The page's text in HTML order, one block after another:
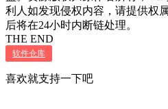
利人如发现侵权内容，请提供权
后将在24小时内断链处理。
THE END
软件仓库
喜欢就支持一下吧